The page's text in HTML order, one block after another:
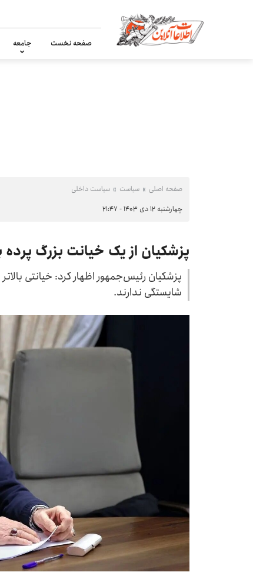
صفحه نخست جامعه
صفحه اصلی سیاست سیاست داخلی
چهارشنبه ۱۲ دی ۱۴۰۳ - ۲۱:۴۷
پزشکیان از یک خیانت بزرگ
پزشکیان رئیس‌جمهور اظهار کرد: خیانتی
شایستگی ندارند.